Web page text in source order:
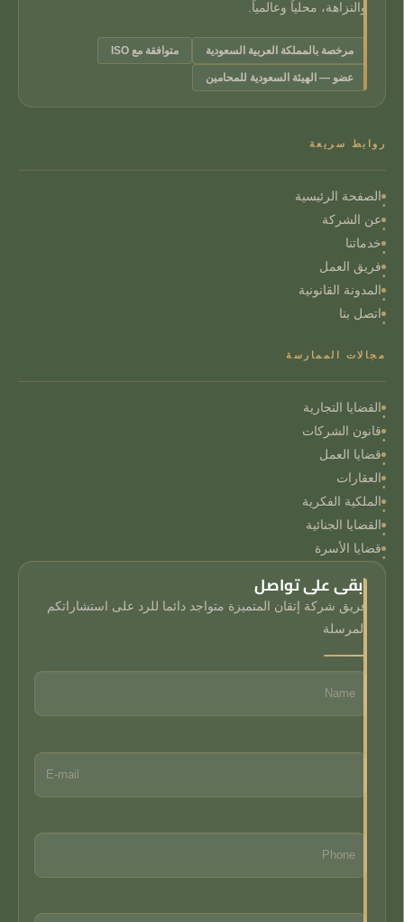
والنزاهة، محلياً وعالمياً.
مرخصة بالمملكة العربية السعودية متوافقة مع ISO
عضو — الهيئة السعودية للمحامين
روابط سريعة
الصفحة الرئيسية
عن الشركة
خدماتنا
فريق العمل
المدونة القانونية
اتصل بنا
مجالات الممارسة
القضايا التجارية
قانون الشركات
قضايا العمل
العقارات
الملكية الفكرية
القضايا الجنائية
قضايا الأسرة
ابقى على تواصل
فريق شركة إتقان المتميزة متواجد دائما للرد على استشاراتكم
المرسلة